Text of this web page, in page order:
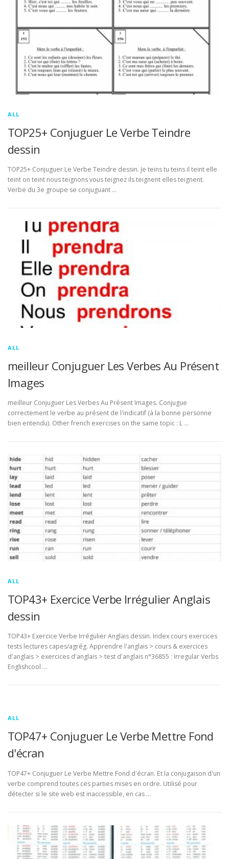
ALL
TOP25+ Conjuguer Le Verbe Teindre
dessin
TOP25+ Conjuguer Le Verbe Teindre dessin. Je teins tu teins il teint elle
teint on teint nous teignons vous teignez ils teignent elles teignent.
Verbe du 3e groupe se conjuguant …
ALL
meilleur Conjuguer Les Verbes Au Présent
Images
meilleur Conjuguer Les Verbes Au Présent Images. Conjugue
correctement le verbe au présent de l'indicatif (à la bonne personne
bien entendu). Other french exercises on the same topic : L …
ALL
TOP43+ Exercice Verbe Irrégulier Anglais
dessin
TOP43+ Exercice Verbe Irrégulier Anglais dessin. Index cours exercices
tests lectures capes/agrég. Apprendre l'anglais > cours & exercices
d'anglais > exercices d'anglais > test d'anglais n°36855 : Irregular Verbs
Englishcool …
ALL
TOP47+ Conjuguer Le Verbe Mettre Fond
d'écran
TOP47+ Conjuguer Le Verbe Mettre Fond d'écran. Et la conjugaison d'un
verbe comprend toutes ces parties mises en ordre. Utilisé pour
détecter si le site web est inaccessible, en cas …